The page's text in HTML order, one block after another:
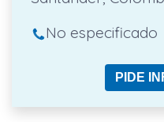
No especificado
PIDE